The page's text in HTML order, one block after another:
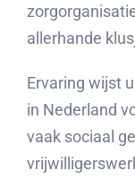
allerhande
Ervaring wijst
in Nederland
vaak sociaal